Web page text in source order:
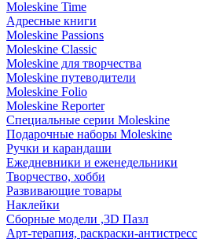
Moleskine Time
Адресные книги
Moleskine Passions
Moleskine Classic
Moleskine для творчества
Moleskine путеводители
Moleskine Folio
Moleskine Reporter
Специальные серии Moleskine
Подарочные наборы Moleskine
Ручки и карандаши
Ежедневники и еженедельники
Творчество, хобби
Развивающие товары
Наклейки
Сборные модели ,3D Пазл
Арт-терапия, раскраски-антистресс